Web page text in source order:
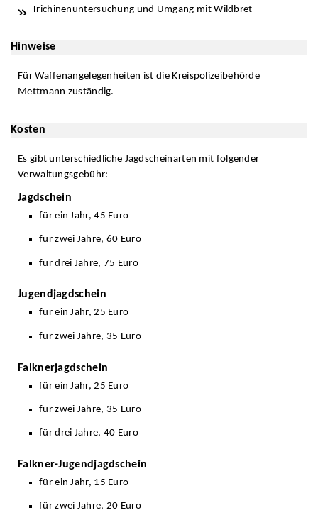
Trichinenuntersuchung und Umgang mit Wildbret
Hinweise
Für Waffenangelegenheiten ist die Kreispolizeibehörde
Mettmann zuständig.
Kosten
Es gibt unterschiedliche Jagdscheinarten mit folgender
Verwaltungsgebühr:
Jagdschein
für ein Jahr, 45 Euro
für zwei Jahre, 60 Euro
für drei Jahre, 75 Euro
Jugendjagdschein
für ein Jahr, 25 Euro
für zwei Jahre, 35 Euro
Falknerjagdschein
für ein Jahr, 25 Euro
für zwei Jahre, 35 Euro
für drei Jahre, 40 Euro
Falkner-Jugendjagdschein
für ein Jahr, 15 Euro
für zwei Jahre, 20 Euro